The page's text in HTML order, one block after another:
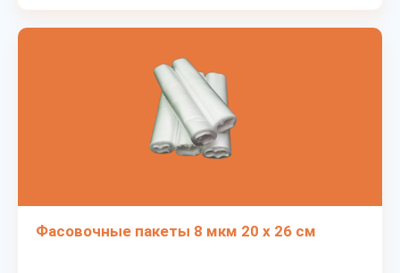
Фасовочные пакеты 8 мкм 20 х 26 см